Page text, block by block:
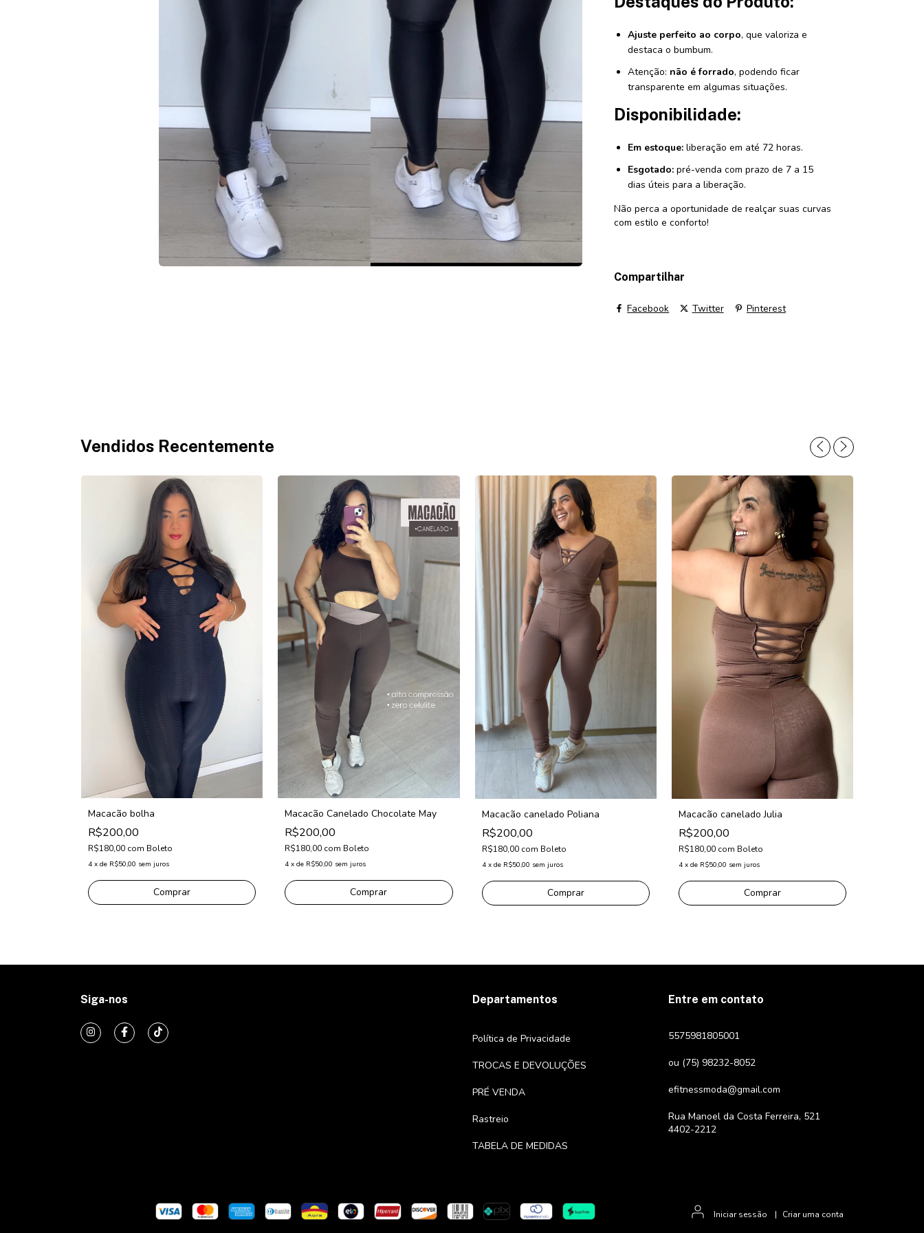
Ajuste perfeito ao corpo, que valoriza e
destaca o bumbum.
Atenção: não é forrado, podendo ficar
transparente em algumas situações.
Disponibilidade:
Em estoque: liberação em até 72 horas.
Esgotado: pré-venda com prazo de 7 a 15
dias úteis para a liberação.
Não perca a oportunidade de realçar suas curvas
com estilo e conforto!
Compartilhar
Facebook Twitter Pinterest
Vendidos Recentemente
Macacão bolha
R$200,00
R$180,00 com Boleto
4 x de R$50,00 sem juros
Comprar
Macacão Canelado Chocolate May
R$200,00
R$180,00 com Boleto
4 xde R$50,00 sem juros
Comprar
Macacão canelado Poliana
R$200,00
R$180,00 com Boleto
4 x de R$50,00 sem juros
Comprar
Macacão canelado Julia
R$200,00
R$180,00 com Boleto
4 x de R$50,00 sem juros
Comprar
Siga-nos Departamentos
Política de Privacidade
TROCAS E DEVOLUÇÕES
PRÉ VENDA
Rastreio
TABELA DE MEDIDAS
Entre em contato
5575981805001
ou (75) 98232-8052
efitnessmoda@gmail.com
Rua Manoel da Costa Ferreira, 521
4402-2212
Iniciar sessão | Criar uma conta